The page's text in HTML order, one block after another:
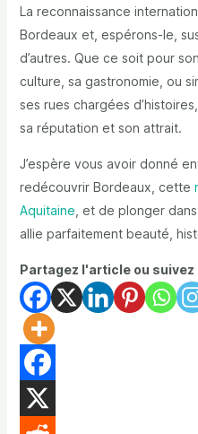
La reconnaissance
Bordeaux et, espérons-le,
d’autres. Que ce soit pour
culture, sa gastronomie, ou
ses rues chargées
sa réputation et son attrait.
J’espère vous avoir donné
redécouvrir Bordeaux, cette
Aquitaine , et de plonger
allie parfaitement beauté,
Partagez l'article ou suivez